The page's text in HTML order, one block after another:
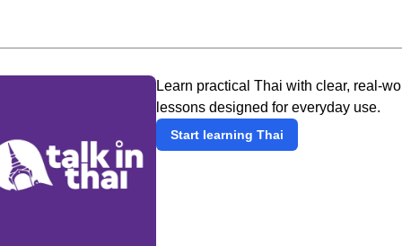
Learn practical Thai with clear, real-
lessons designed for everyday use.
Start learning Thai